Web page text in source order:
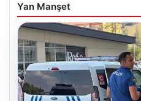
Yan Manşet